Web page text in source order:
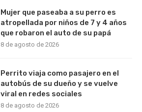
Mujer que paseaba a su perro es
atropellada por niños de 7 y 4 años
que robaron el auto de su papá
8 de agosto de 2026
Perrito viaja como pasajero en el
autobús de su dueño y se vuelve
viral en redes sociales
8 de agosto de 2026